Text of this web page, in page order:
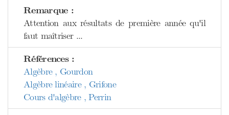
Remarque :
Attention aux résultats de première année qu'il
faut maîtriser ...
Références :
Algèbre , Gourdon
Algèbre linéaire , Grifone
Cours d'algèbre , Perrin